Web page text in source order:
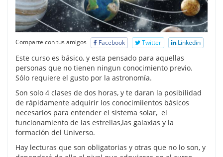
Comparte con tus amigos Facebook Twitter Linkedin
Este curso es básico, y esta pensado para aquellas
personas que no tienen ningun conocimiento previo.
Sólo requiere el gusto por la astronomía.
Son solo 4 clases de dos horas, y te daran la posibilidad
de rápidamente adquirir los conocimiientos básicos
necesarios para entender el sistema solar, el
funcionamiento de las estrellas,las galaxias y la
formación del Universo.
Hay lecturas que son obligatorias y otras que no lo son, y